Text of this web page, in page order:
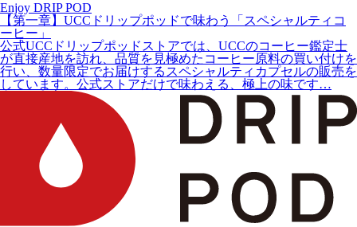
Enjoy DRIP POD
【第一章】UCCドリップポッドで味わう「スペシャルティコ
ーヒー」
公式UCCドリップポッドストアでは、UCCのコーヒー鑑定士
が直接産地を訪れ、品質を見極めたコーヒー原料の買い付けを
行い、数量限定でお届けするスペシャルティカプセルの販売を
しています。公式ストアだけで味わえる、極上の味です…